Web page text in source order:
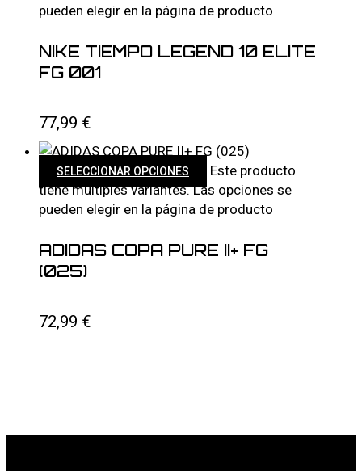
pueden elegir en la página de producto
NIKE TIEMPO LEGEND 10 ELITE
FG 001
77,99 €
SELECCIONAR OPCIONES
Este producto
tiene múltiples variantes. Las opciones se
pueden elegir en la página de producto
ADIDAS COPA PURE II+ FG
(025)
72,99 €